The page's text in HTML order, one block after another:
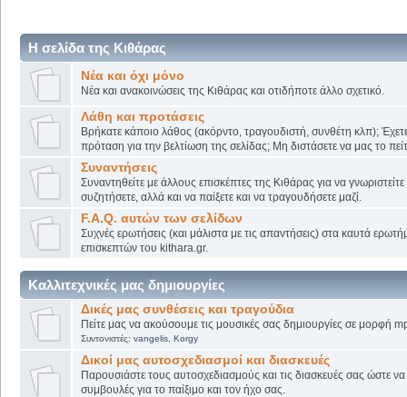
Η σελίδα της Κιθάρας
Νέα και όχι μόνο
Νέα και ανακοινώσεις της Κιθάρας και οτιδήποτε άλλο σχετικό.
Λάθη και προτάσεις
Βρήκατε κάποιο λάθος (ακόρντο, τραγουδιστή, συνθέτη κλπ);
πρόταση για την βελτίωση της σελίδας; Μη διστάσετε να μας το
Συναντήσεις
Συναντηθείτε με άλλους επισκέπτες της Κιθάρας για να
συζητήσετε, αλλά και να παίξετε και να τραγουδήσετε μαζί.
F.A.Q. αυτών των σελίδων
Συχνές ερωτήσεις (και μάλιστα με τις απαντήσεις) στα καυτά
επισκεπτών του kithara.gr.
Καλλιτεχνικές μας δημιουργίες
Δικές μας συνθέσεις και τραγούδια
Πείτε μας να ακούσουμε τις μουσικές σας δημιουργίες σε μορφή
Συντονιστές: vangelis, Korgy
Δικοί μας αυτοσχεδιασμοί και διασκευές
Παρουσιάστε τους αυτοσχεδιασμούς και τις διασκευές σας ώστε να
συμβουλές για το παίξιμο και τον ήχο σας.